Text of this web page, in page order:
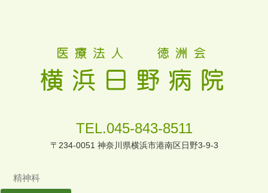
TEL.045-843-8511
〒234-0051 神奈川県横浜市港南区日野3-9-3
精神科